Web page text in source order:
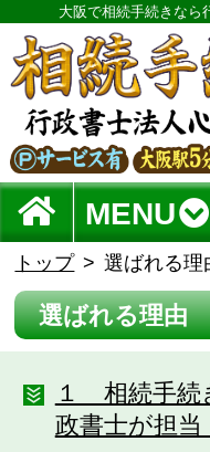
大阪で相続手続きなら
MENU
トップ 選ばれる理
選ばれる理由
１ 相続手続
政書士が担当